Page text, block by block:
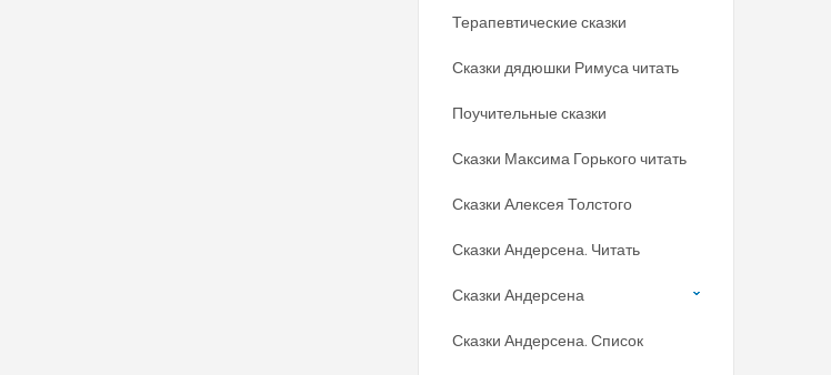
Терапевтические сказки
Сказки дядюшки Римуса читать
Поучительные сказки
Сказки Максима Горького читать
Сказки Алексея Толстого
Сказки Андерсена. Читать
Сказки Андерсена
Сказки Андерсена. Список